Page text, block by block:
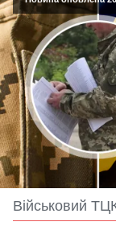
Військовий